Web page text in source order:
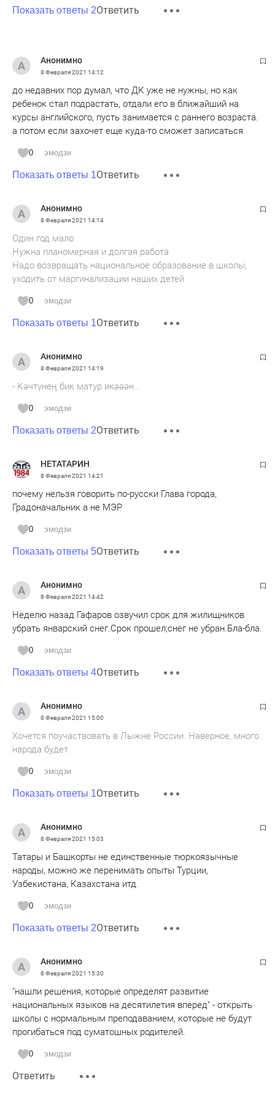
Показать ответы 2Ответить
Анонимно
8 Февраля 2021 14:12
до недавних пор думал, что ДК уже не нужны, но как
ребенок стал подрастать, отдали его в ближайший на
курсы английского, пусть занимается с раннего возраста.
а потом если захочет еще куда-то сможет записаться
0 эмодзи
Показать ответы 1Ответить
Анонимно
8 Февраля 2021 14:14
Один год мало
Нужна планомерная и долгая работа
Надо возвращать национальное образование в школы,
уходить от маргинализации наших детей
0 эмодзи
Показать ответы 1Ответить
Анонимно
8 Февраля 2021 14:19
- Кәчтүнең бик матур икәәән...
0 эмодзи
Показать ответы 2Ответить
НЕТАТАРИН
8 Февраля 2021 14:21
почему нельзя говорить по-русски Глава города,
Градоначальник а не МЭР
0 эмодзи
Показать ответы 5Ответить
Анонимно
8 Февраля 2021 14:42
Неделю назад Гафаров озвучил срок для жилищников
убрать январский снег.Срок прошел;снег не убран.Бла-бла.
0 эмодзи
Показать ответы 4Ответить
Анонимно
8 Февраля 2021 15:00
Хочется поучаствовать в Лыжне России. Наверное, много
народа будет
0 эмодзи
Показать ответы 1Ответить
Анонимно
8 Февраля 2021 15:03
Татары и Башкорты не единственные тюркоязычные
народы, можно же перенимать опыты Турции,
Узбекистана, Казахстана итд.
0 эмодзи
Показать ответы 2Ответить
Анонимно
8 Февраля 2021 15:30
"нашли решения, которые определят развитие
национальных языков на десятилетия вперед" - открыть
школы с нормальным преподаванием, которые не будут
прогибаться под суматошных родителей.
0 эмодзи
Ответить